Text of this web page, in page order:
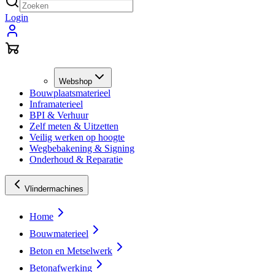
Login
Webshop
Bouwplaatsmaterieel
Inframaterieel
BPI & Verhuur
Zelf meten & Uitzetten
Veilig werken op hoogte
Wegbebakening & Signing
Onderhoud & Reparatie
Vlindermachines
Home
Bouwmaterieel
Beton en Metselwerk
Betonafwerking